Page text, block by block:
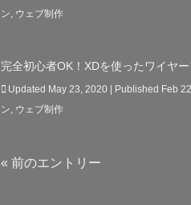
ン ウェブ制作
完全初心者OK！XDを使ったワイヤ
Updated May 23, 2020 | Published Feb
ン ウェブ制作
« 前のエントリー